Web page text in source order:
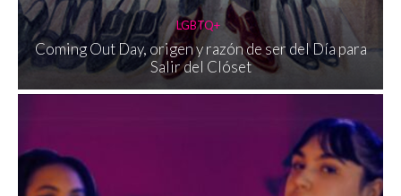
LGBTQ+
Coming Out Day, origen y razón de ser del Día para
Salir del Clóset